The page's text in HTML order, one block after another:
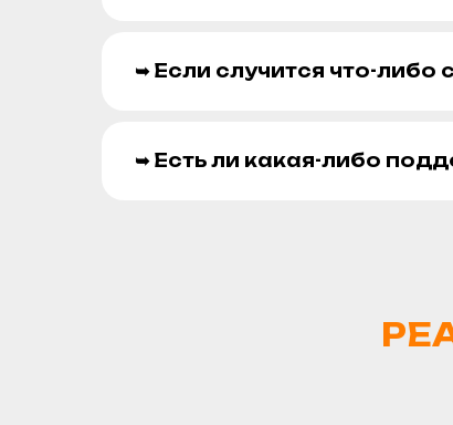
➥ Если случится что-
➥ Есть ли какая-либо